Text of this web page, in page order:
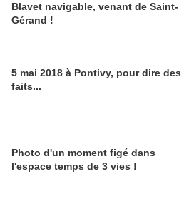
Blavet navigable, venant de Saint-
Gérand !
5 mai 2018 à Pontivy, pour dire des
faits...
Photo d'un moment figé dans
l'espace temps de 3 vies !